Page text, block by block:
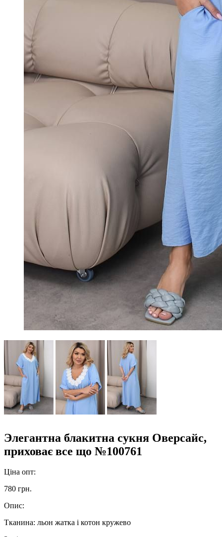
Элегантна блакитна сукня Оверсайс,
приховає все що №100761
Ціна опт:
780 грн.
Опис:
Тканина: льон жатка і котон кружево